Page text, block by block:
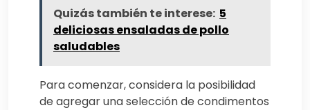
Quizás también te interese: 5
deliciosas ensaladas de pollo
saludables
Para comenzar, considera la posibilidad
de agregar una selección de condimentos